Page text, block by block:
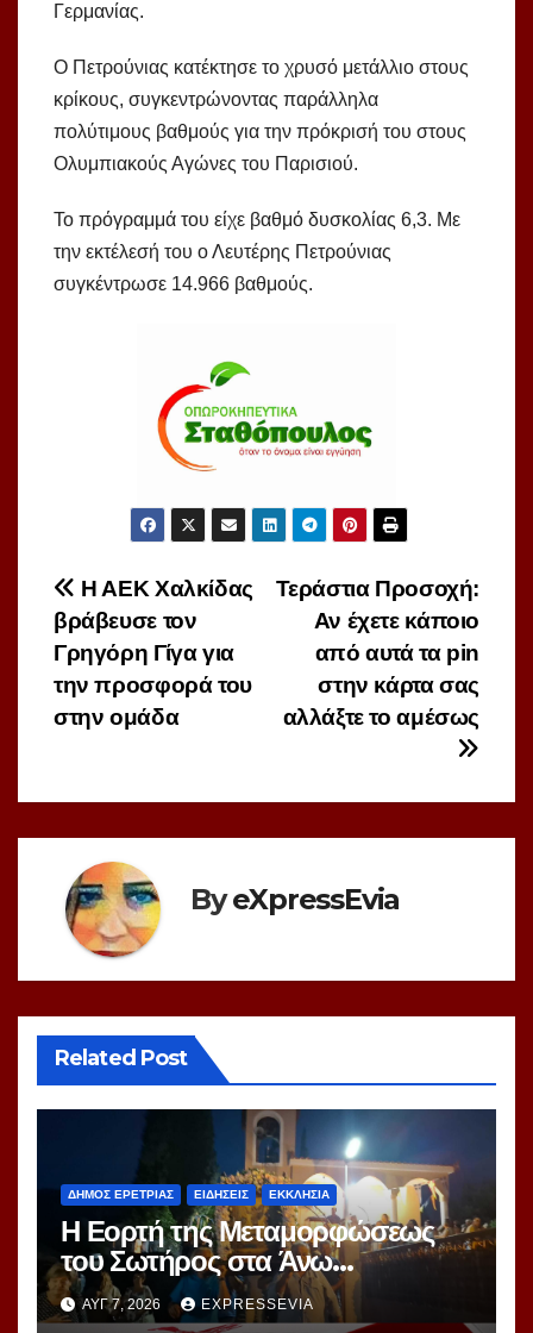
Γερμανίας.
Ο Πετρούνιας κατέκτησε το χρυσό μετάλλιο στους
κρίκους, συγκεντρώνοντας παράλληλα
πολύτιμους βαθμούς για την πρόκρισή του στους
Ολυμπιακούς Αγώνες του Παρισιού.
Το πρόγραμμά του είχε βαθμό δυσκολίας 6,3. Με
την εκτέλεσή του ο Λευτέρης Πετρούνιας
συγκέντρωσε 14.966 βαθμούς.
Πλοήγηση
άρθρων
Τεράστια Προσοχή:
Αν έχετε κάποιο
από αυτά τα pin
στην κάρτα σας
αλλάξτε το αμέσως
Η ΑΕΚ Χαλκίδας
βράβευσε τον
Γρηγόρη Γίγα για
την προσφορά του
στην ομάδα
ByeXpressEvia
Related Post
ΔΗΜΟΣ ΕΡΕΤΡΙΑΣ ΕΙΔΗΣΕΙΣ ΕΚΚΛΗΣΙΑ
Η Εορτή της Μεταμορφώσεως
του Σωτήρος στα Άνω
Μάμμουλα
ΑΥΓ 7, 2026 EXPRESSEVIA